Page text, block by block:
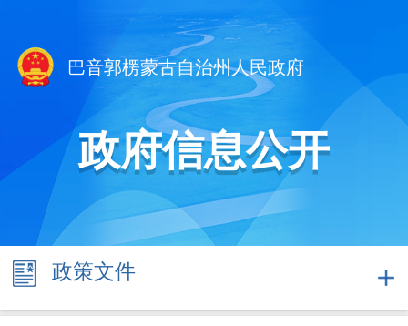
巴音郭楞蒙古自治州人民政府
政府信息公开
政策文件